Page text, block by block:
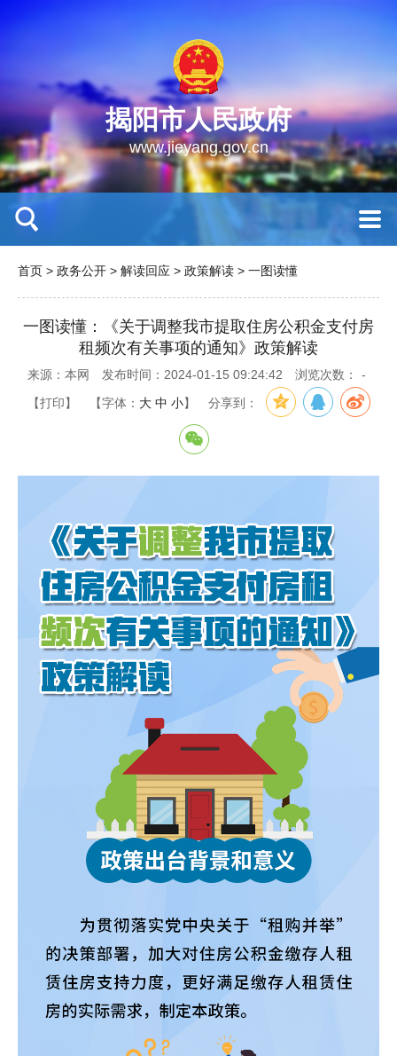
揭阳市人民政府
www.jieyang.gov.cn
首页 > 政务公开 > 解读回应 > 政策解读 > 一图读懂
一图读懂：《关于调整我市提取住房公积金支付房
租频次有关事项的通知》政策解读
来源：本网 发布时间：2024-01-15 09:24:42 浏览次数： -
【打印】 【字体： 大 中 小】 分享到：